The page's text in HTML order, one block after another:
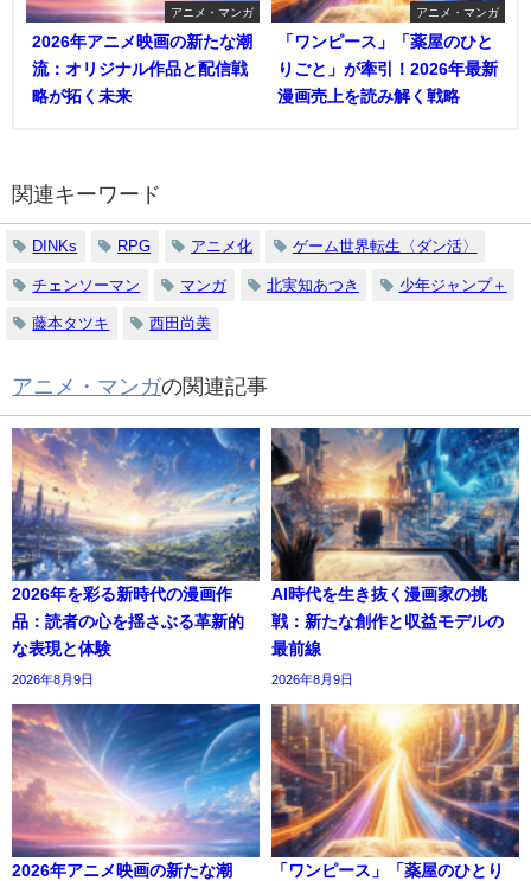
アニメ・マンガ
2026年アニメ映画の新たな潮
流：オリジナル作品と配信戦
略が拓く未来
アニメ・マンガ
「ワンピース」「薬屋のひと
りごと」が牽引！2026年最新
漫画売上を読み解く戦略
関連キーワード
DINKs RPG アニメ化 ゲーム世界転生〈ダン活〉
チェンソーマン マンガ 北実知あつき 少年ジャンプ＋
藤本タツキ 西田尚美
アニメ・マンガの関連記事
2026年を彩る新時代の漫画作
品：読者の心を揺さぶる革新的
な表現と体験
2026年8月9日
AI時代を生き抜く漫画家の挑
戦：新たな創作と収益モデルの
最前線
2026年8月9日
2026年アニメ映画の新たな潮
「ワンピース」「薬屋のひとり